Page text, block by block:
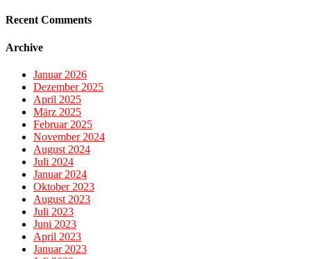
Recent Comments
Archive
Januar 2026
Dezember 2025
April 2025
März 2025
Februar 2025
November 2024
August 2024
Juli 2024
Januar 2024
Oktober 2023
August 2023
Juli 2023
Juni 2023
April 2023
Januar 2023